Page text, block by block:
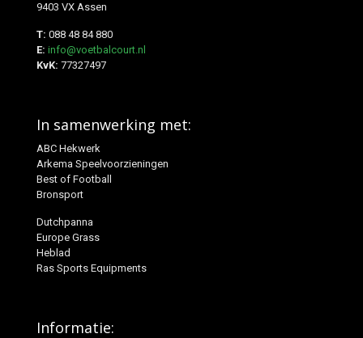
9403 VX Assen
T: 088 48 84 880
E: info@voetbalcourt.nl
KvK: 77327497
In samenwerking met:
ABC Hekwerk
Arkema Speelvoorzieningen
Best of Football
Bronsport
Dutchpanna
Europe Grass
Heblad
Ras Sports Equipments
Informatie: